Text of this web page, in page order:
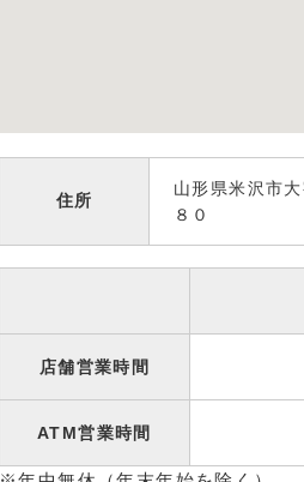
住所
山形県米沢市
８０
店舗営業時間
ATM営業時間